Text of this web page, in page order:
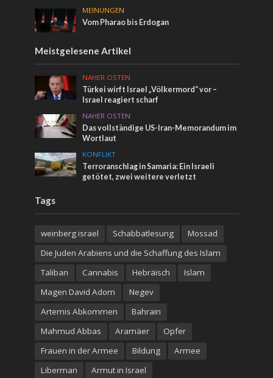
MEINUNGEN
Vom Pharao bis Erdogan
Meistgelesene Artikel
NAHER OSTEN
Türkei wirft Israel „Völkermord“ vor –
Israel reagiert scharf
NAHER OSTEN
Das vollständige US-Iran-Memorandum im
Wortlaut
KONFLIKT
Terroranschlag in Samaria: Ein Israeli
getötet, zwei weitere verletzt
Tags
weinberg israel Schabbatlesung
Mossad
Die Juden Arabiens und die Schaffung des Islam
Taliban
Cannabis Hebräisch
Islam
Magen David Adom
Negev
Artemis Abkommen
Bahrain
Mahmud Abbas
Aramäer
Opfer
Frauen in der Armee
Bildung
Armee
Liberman
Armut in Israel